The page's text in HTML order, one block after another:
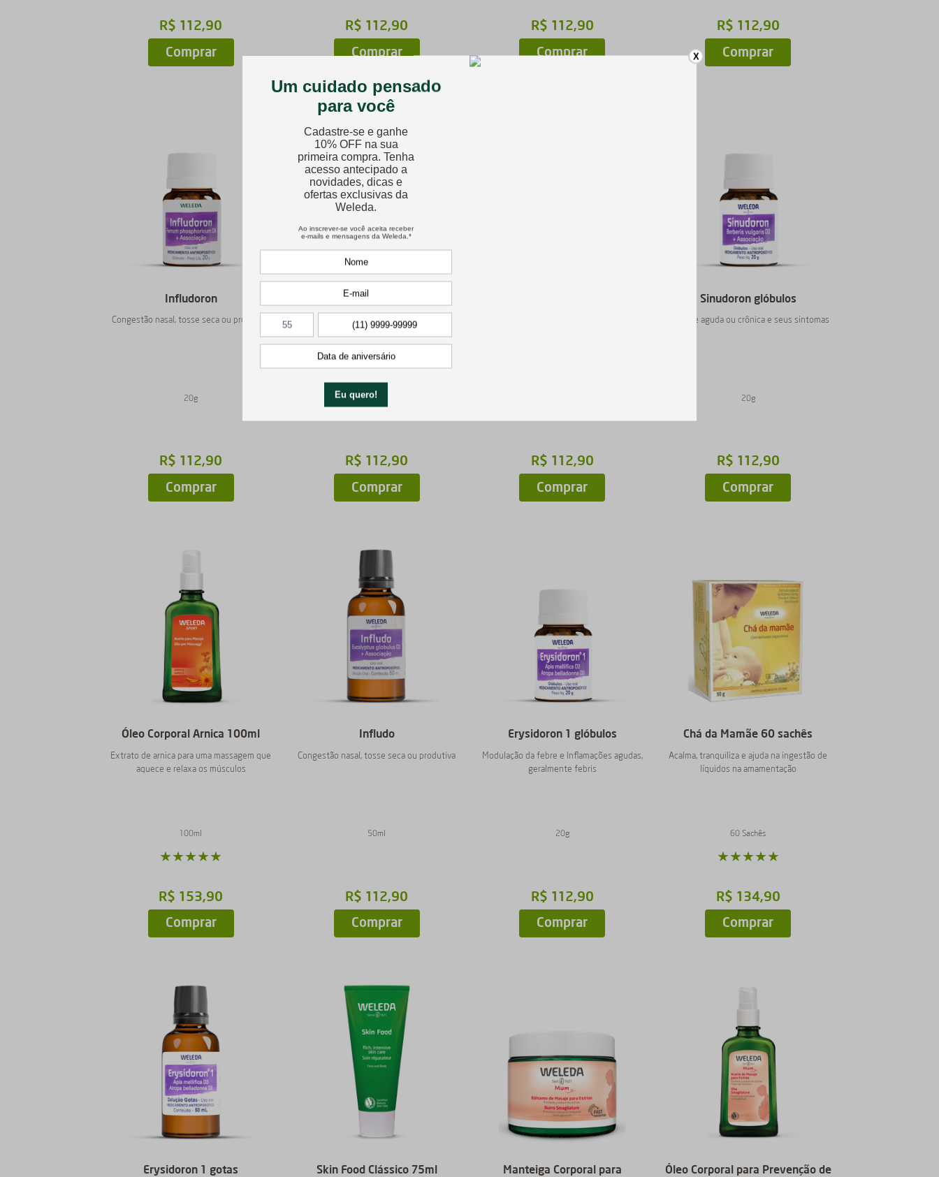
R$ 112,90
Comprar
R$ 112,90
Comprar
R$ 112,90
Comprar
R$ 112,90
Comprar
Infludoron
Congestão nasal, tosse seca ou produtiva
20g
R$ 112,90
Comprar
Pyrit Zinnober
Amidalite, laringite e traqueíte
80 Comprimidos
R$ 112,90
Comprar
R$ 112,90
Comprar
Sinudoron glóbulos
Sinusite aguda ou crônica e seus sintomas
20g
R$ 112,90
Comprar
Óleo Corporal Arnica 100ml
Extrato de arnica para uma massagem que
aquece e relaxa os músculos
100ml
★★★★★
R$ 153,90
Comprar
Infludo
Congestão nasal, tosse seca ou produtiva
50ml
R$ 112,90
Comprar
Erysidoron 1 glóbulos
Modulação da febre e Inflamações agudas,
geralmente febris
20g
R$ 112,90
Comprar
Chá da Mamãe 60 sachês
Acalma, tranquiliza e ajuda na ingestão de
líquidos na amamentação
60 Sachês
★★★★★
R$ 134,90
Comprar
Erysidoron 1 gotas Skin Food Clássico 75ml
Manteiga Corporal para
Óleo Corporal para Prevenção de
X